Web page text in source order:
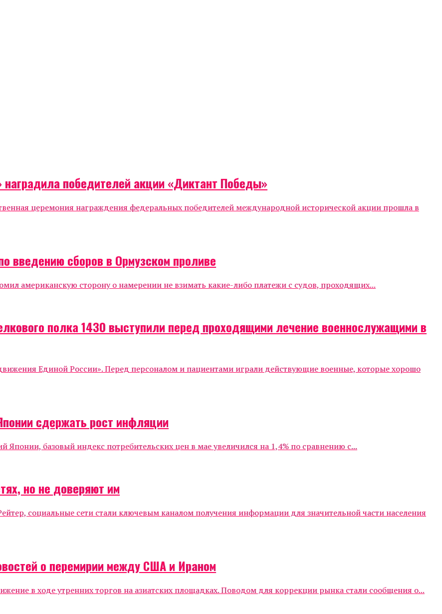
победителей акции «Диктант Победы»
церемония награждения федеральных победителей международной исторической акции прошла в
введению сборов в Ормузском проливе
американскую сторону о намерении не взимать какие-либо платежи с судов, проходящих...
полка 1430 выступили перед проходящими лечение военнослужащими в
Единой России». Перед персоналом и пациентами играли действующие военные, которые хорошо
сдержать рост инфляции
базовый индекс потребительских цен в мае увеличился на 1,4% по сравнению с...
но не доверяют им
социальные сети стали ключевым каналом получения информации для значительной части населения
о перемирии между США и Ираном
в ходе утренних торгов на азиатских площадках. Поводом для коррекции рынка стали сообщения о...